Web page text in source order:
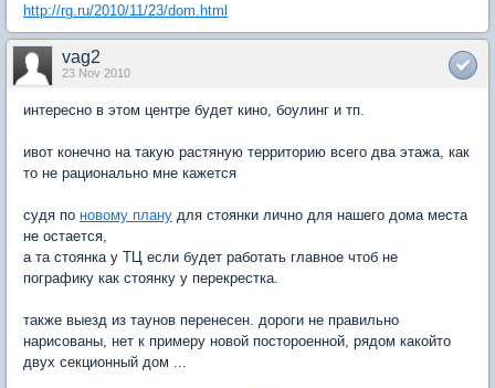
http://rg.ru/2010/11/23/dom.html
vag2
23 Nov 2010
интересно в этом центре будет кино, боулинг и тп.
ивот конечно на такую растяную территорию всего два этажа, как
то не рационально мне кажется
судя по новому плану для стоянки лично для нашего дома места
не остается,
а та стоянка у ТЦ если будет работать главное чтоб не
пографику как стоянку у перекрестка.
также выезд из таунов перенесен. дороги не правильно
нарисованы, нет к примеру новой постороенной, рядом какойто
двух секционный дом ...